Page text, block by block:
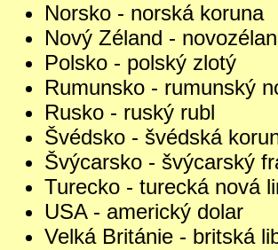
Norsko - norská koruna
Nový Zéland -
Polsko - polský zlotý
Rumunsko - rumunský
Rusko - ruský rubl
Švédsko - švédská
Švýcarsko - švýcarský
Turecko - turecká nová
USA - americký dolar
Velká Británie - britská